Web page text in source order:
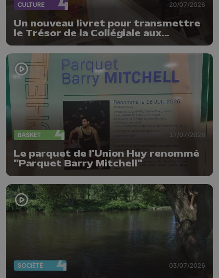
CULTURE 20/07/2026
Un nouveau livret pour transmettre
le Trésor de la Collégiale aux
enfants
BASKET 17/07/2026
Le parquet de l'Union Huy renommé
"Parquet Barry Mitchell"
SOCIÉTÉ 03/07/2026